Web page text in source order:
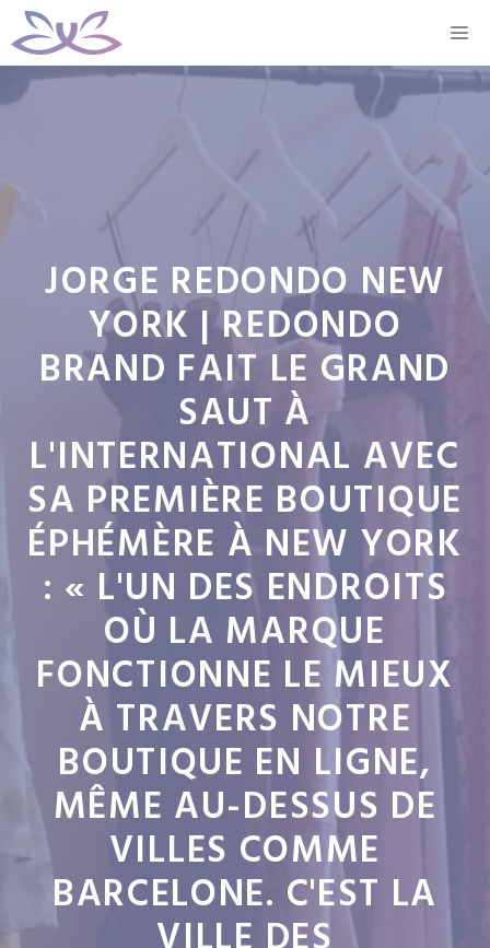
Aller
au
contenu
JORGE REDONDO NEW
YORK | REDONDO
BRAND FAIT LE GRAND
SAUT À
L'INTERNATIONAL AVEC
SA PREMIÈRE BOUTIQUE
ÉPHÉMÈRE À NEW YORK
: « L'UN DES ENDROITS
OÙ LA MARQUE
FONCTIONNE LE MIEUX
À TRAVERS NOTRE
BOUTIQUE EN LIGNE,
MÊME AU-DESSUS DE
VILLES COMME
BARCELONE. C'EST LA